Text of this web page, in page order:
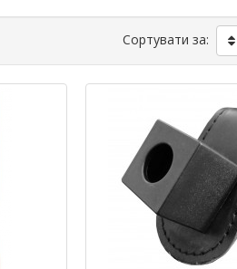
Сортувати за: